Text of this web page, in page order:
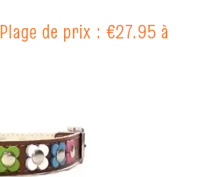
Plage de prix : €27.95 à